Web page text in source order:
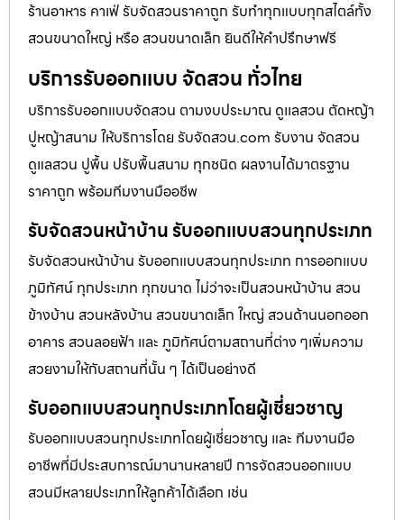
ร้านอาหาร คาเฟ่ รับจัดสวนราคาถูก รับทำทุกแบบทุกสไตล์ทั้ง
สวนขนาดใหญ่ หรือ สวนขนาดเล็ก ยินดีให้คำปรึกษาฟรี
บริการรับออกแบบ จัดสวน ทั่วไทย
บริการรับออกแบบจัดสวน ตามงบประมาณ ดูเเลสวน ตัดหญ้า
ปูหญ้าสนาม ให้บริการโดย รับจัดสวน.com รับงาน จัดสวน
ดูแลสวน ปูพื้น ปรับพื้นสนาม ทุกชนิด ผลงานได้มาตรฐาน
ราคาถูก พร้อมทีมงานมืออชีพ
รับจัดสวนหน้าบ้าน รับออกแบบสวนทุกประเภท
รับจัดสวนหน้าบ้าน รับออกแบบสวนทุกประเภท การออกแบบ
ภูมิทัศน์ ทุกประเภท ทุกขนาด ไม่ว่าจะเป็นสวนหน้าบ้าน สวน
ข้างบ้าน สวนหลังบ้าน สวนขนาดเล็ก ใหญ่ สวนด้านนอกออก
อาคาร สวนลอยฟ้า และ ภูมิทัศน์ตามสถานที่ต่าง ๆเพิ่มความ
สวยงามให้กับสถานที่นั้น ๆ ได้เป็นอย่างดี
รับออกแบบสวนทุกประเภทโดยผู้เชี่ยวชาญ
รับออกแบบสวนทุกประเภทโดยผู้เชี่ยวชาญ และ ทีมงานมือ
อาชีพที่มีประสบการณ์มานานหลายปี การจัดสวนออกแบบ
สวนมีหลายประเภทให้ลูกค้าได้เลือก เช่น